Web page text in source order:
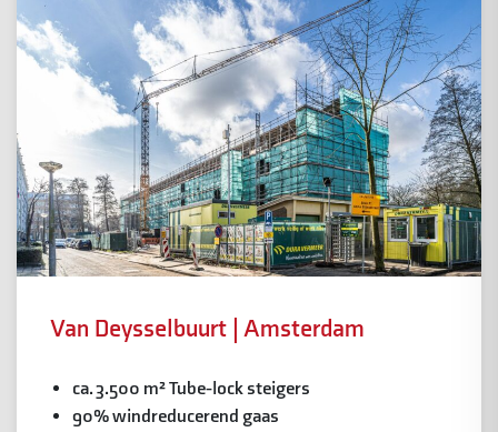
Van Deysselbuurt | Amsterdam
ca. 3.500 m² Tube-lock steigers
90% windreducerend gaas